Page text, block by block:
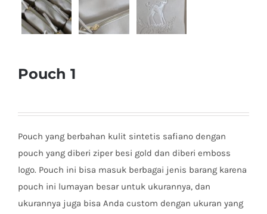
Pouch 1
Pouch yang berbahan kulit sintetis safiano dengan
pouch yang diberi ziper besi gold dan diberi emboss
logo. Pouch ini bisa masuk berbagai jenis barang karena
pouch ini lumayan besar untuk ukurannya, dan
ukurannya juga bisa Anda custom dengan ukuran yang